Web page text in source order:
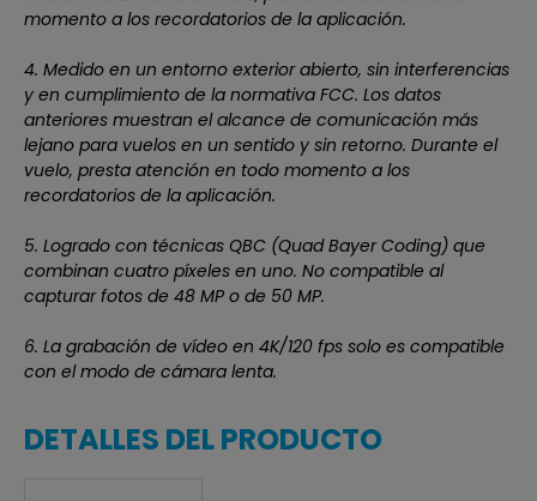
momento a los recordatorios de la aplicación.
4. Medido en un entorno exterior abierto, sin interferencias
y en cumplimiento de la normativa FCC. Los datos
anteriores muestran el alcance de comunicación más
lejano para vuelos en un sentido y sin retorno. Durante el
vuelo, presta atención en todo momento a los
recordatorios de la aplicación.
5. Logrado con técnicas QBC (Quad Bayer Coding) que
combinan cuatro píxeles en uno. No compatible al
capturar fotos de 48 MP o de 50 MP.
6. La grabación de vídeo en 4K/120 fps solo es compatible
con el modo de cámara lenta.
DETALLES DEL PRODUCTO